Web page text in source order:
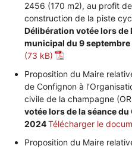
2456 (170 m2), au profit
construction de la piste
Délibération votée lors de
municipal du 9
Proposition du Maire
de Confignon à
civile de la champagne
votée lors de la séance
2024Télécharger le
Proposition du Maire